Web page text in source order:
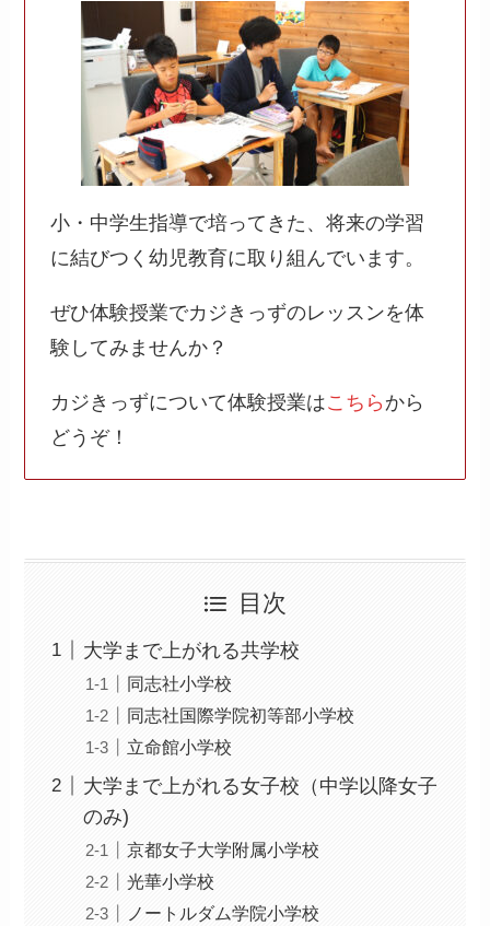
小・中学生指導で培ってきた、将来の学習
に結びつく幼児教育に取り組んでいます。
ぜひ体験授業でカジきっずのレッスンを体
験してみませんか？
カジきっずについて体験授業はこちら から
どうぞ！
目次
大学まで上がれる共学校
同志社小学校
同志社国際学院初等部小学校
立命館小学校
大学まで上がれる女子校（中学以降女子
のみ)
京都女子大学附属小学校
光華小学校
ノートルダム学院小学校